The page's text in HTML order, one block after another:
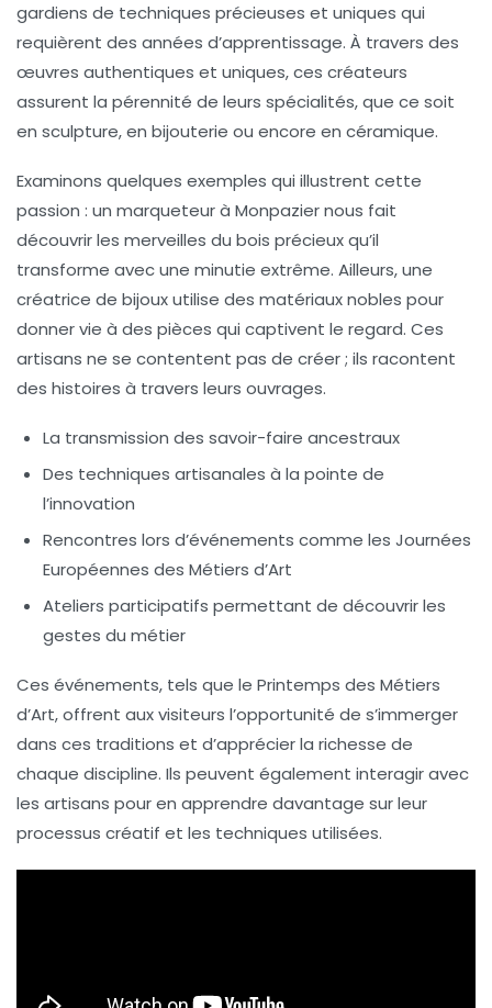
gardiens de techniques précieuses et uniques qui
requièrent des années d’apprentissage. À travers des
œuvres authentiques et uniques, ces créateurs
assurent la pérennité de leurs spécialités, que ce soit
en sculpture, en bijouterie ou encore en céramique.
Examinons quelques exemples qui illustrent cette
passion : un marqueteur à Monpazier nous fait
découvrir les merveilles du bois précieuxqu’il
transforme avec une minutie extrême. Ailleurs, une
créatrice de bijoux utilise des matériaux nobles pour
donner vie à des pièces qui captivent le regard. Ces
artisans ne se contentent pas de créer ; ils racontent
des histoires à travers leurs ouvrages.
La transmission des savoir-faire ancestraux
Des techniques artisanales à la pointe de
l’innovation
Rencontres lors d’événements comme les Journées
Européennes des Métiers d’Art
Ateliers participatifs permettant de découvrir les
gestes du métier
Ces événements, tels que le Printemps des Métiers
d’Art, offrent aux visiteurs l’opportunité de s’immerger
dans ces traditions et d’apprécier la richesse de
chaque discipline. Ils peuvent également interagir avec
les artisans pour en apprendre davantage sur leur
processus créatif et les techniques utilisées.